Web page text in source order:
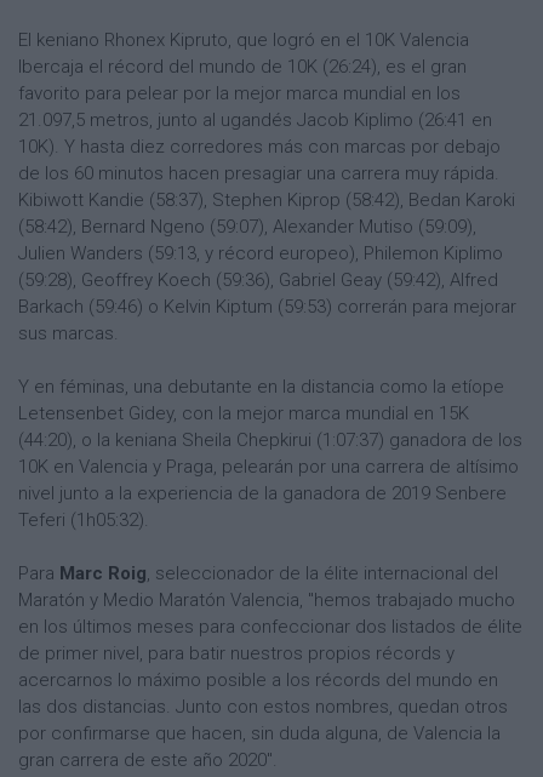
El keniano Rhonex Kipruto, que logró en el 10K Valencia
Ibercaja el récord del mundo de 10K (26:24), es el gran
favorito para pelear por la mejor marca mundial en los
21.097,5 metros, junto al ugandés Jacob Kiplimo (26:41 en
10K). Y hasta diez corredores más con marcas por debajo
de los 60 minutos hacen presagiar una carrera muy rápida.
Kibiwott Kandie (58:37), Stephen Kiprop (58:42), Bedan Karoki
(58:42), Bernard Ngeno (59:07), Alexander Mutiso (59:09),
Julien Wanders (59:13, y récord europeo), Philemon Kiplimo
(59:28), Geoffrey Koech (59:36), Gabriel Geay (59:42), Alfred
Barkach (59:46) o Kelvin Kiptum (59:53) correrán para mejorar
sus marcas.
Y en féminas, una debutante en la distancia como la etíope
Letensenbet Gidey, con la mejor marca mundial en 15K
(44:20), o la keniana Sheila Chepkirui (1:07:37) ganadora de los
10K en Valencia y Praga, pelearán por una carrera de altísimo
nivel junto a la experiencia de la ganadora de 2019 Senbere
Teferi (1h05:32).
Para Marc Roig, seleccionador de la élite internacional del
Maratón y Medio Maratón Valencia, "hemos trabajado mucho
en los últimos meses para confeccionar dos listados de élite
de primer nivel, para batir nuestros propios récords y
acercarnos lo máximo posible a los récords del mundo en
las dos distancias. Junto con estos nombres, quedan otros
por confirmarse que hacen, sin duda alguna, de Valencia la
gran carrera de este año 2020".